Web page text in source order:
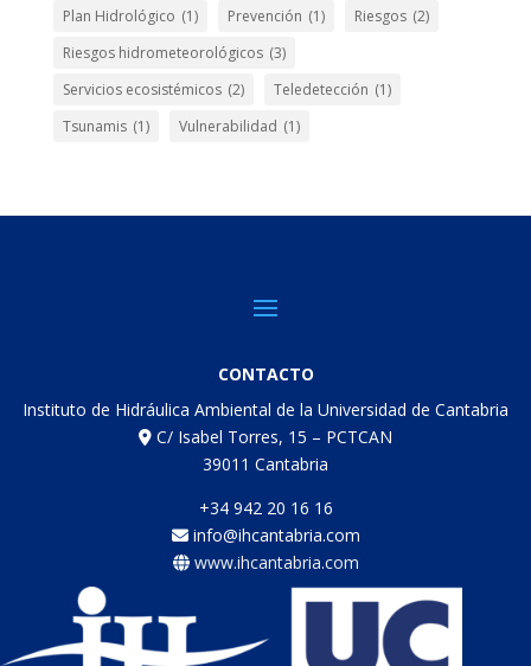
Plan Hidrológico (1) Prevención (1) Riesgos (2)
Riesgos hidrometeorológicos (3)
Servicios ecosistémicos (2) Teledetección (1)
Tsunamis (1) Vulnerabilidad (1)
CONTACTO
Instituto de Hidráulica Ambiental de la Universidad de Cantabria
C/ Isabel Torres, 15 – PCTCAN
39011 Cantabria
+34 942 20 16 16
info@ihcantabria.com
www.ihcantabria.com